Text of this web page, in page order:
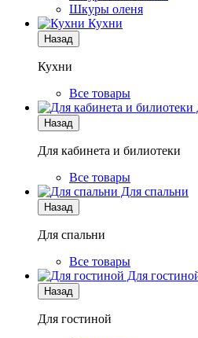
Шкуры оленя
Кухни
Назад
Кухни
Все товары
Назад
Для кабинета и билиотеки
Все товары
Для спальни
Назад
Для спальни
Все товары
Для
Назад
Для гостиной